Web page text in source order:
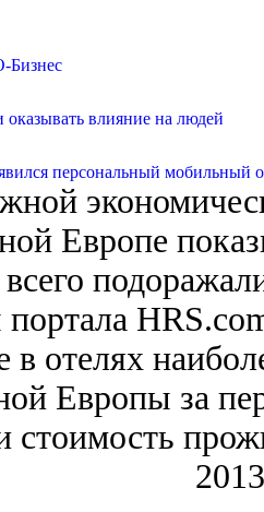
Бизнес
оказывать влияние на людей
персональный мобильный
Европе
в отелях
Европы за
стоимость